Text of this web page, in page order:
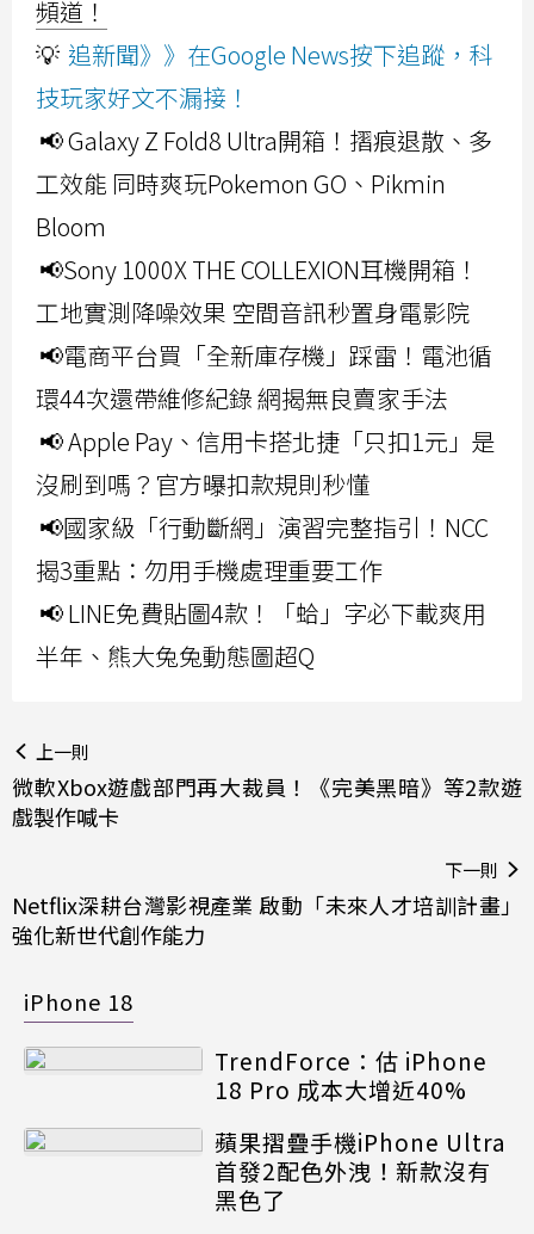
頻道！
💡 追新聞》》在Google News按下追蹤，科
技玩家好文不漏接！
📢 Galaxy Z Fold8 Ultra開箱！摺痕退散、多
工效能 同時爽玩Pokemon GO、Pikmin
Bloom
📢Sony 1000X THE COLLEXION耳機開箱！
工地實測降噪效果 空間音訊秒置身電影院
📢電商平台買「全新庫存機」踩雷！電池循
環44次還帶維修紀錄 網揭無良賣家手法
📢 Apple Pay、信用卡搭北捷「只扣1元」是
沒刷到嗎？官方曝扣款規則秒懂
📢國家級「行動斷網」演習完整指引！NCC
揭3重點：勿用手機處理重要工作
📢 LINE免費貼圖4款！「蛤」字必下載爽用
半年、熊大兔兔動態圖超Q
上一則
微軟Xbox遊戲部門再大裁員！《完美黑暗》等2款遊
戲製作喊卡
下一則
Netflix深耕台灣影視產業 啟動「未來人才培訓計畫」
強化新世代創作能力
iPhone 18
TrendForce：估 iPhone
18 Pro 成本大增近40%
蘋果摺疊手機iPhone Ultra
首發2配色外洩！新款沒有
黑色了